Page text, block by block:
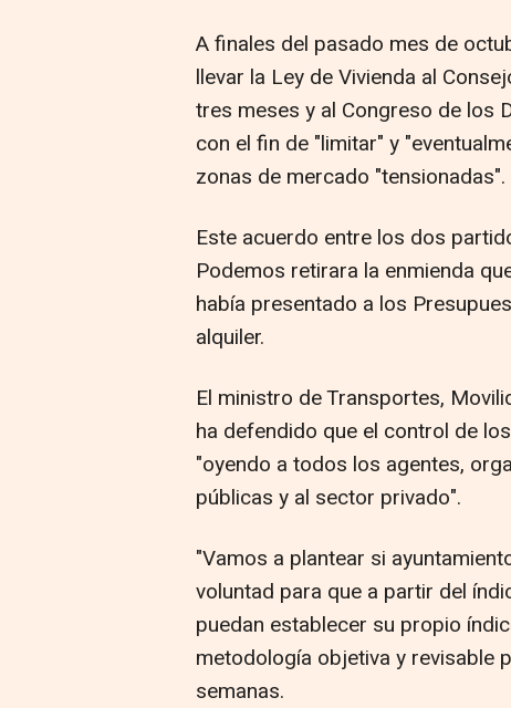
A finales del pasado mes de
llevar la Ley de Vivienda al
tres meses y al Congreso de los
con el fin de "limitar" y
zonas de mercado "tensionadas".
Este acuerdo entre los dos
Podemos retirara la enmienda
había presentado a los
alquiler.
El ministro de Transportes,
ha defendido que el control de
"oyendo a todos los agentes,
públicas y al sector privado".
"Vamos a plantear si
voluntad para que a partir del
puedan establecer su propio
metodología objetiva y revisable
semanas.